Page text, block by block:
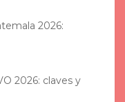
2026:
2026: claves y